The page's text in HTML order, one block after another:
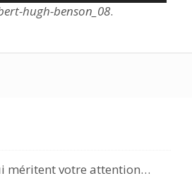
hugh-benson_08.
méritent votre attention…